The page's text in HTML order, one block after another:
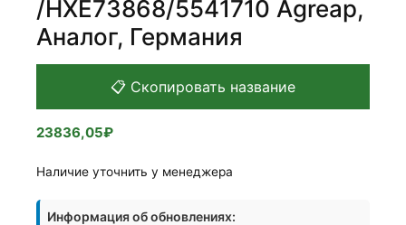
/HXE73868/5541710 Agreap,
Аналог, Германия
📋 Скопировать название
23836,05₽
Наличие уточнить у менеджера
Информация об обновлениях: